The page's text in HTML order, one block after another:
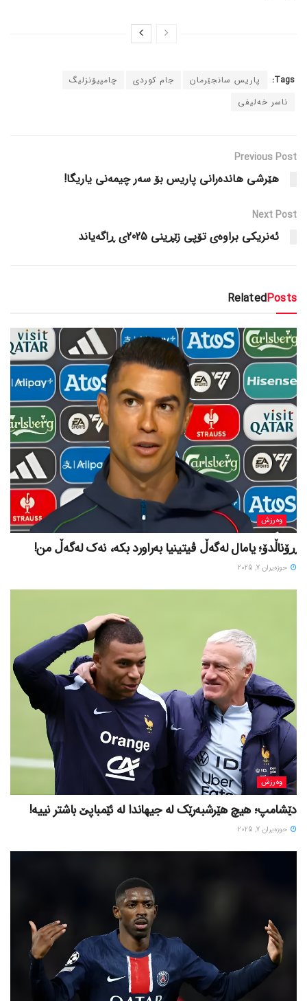
Tags: پاریس سانجێرمان جام کوردی
چامپیۆنزلیگ
ناسر خەلیفی
Previous Post
هێرشی هاندەرانی پاریس بۆ سەر چیمەنی یاریگا!
Next Post
ئەنریکی براوەی تۆپی زێڕینی 2025ی ڕاگەیاند
RelatedPosts
وەرزش
ڕۆناڵدۆ؛ یامال لەگەڵ ڤیتینیا بەراورد بکە، نەک لەگەڵ من!
حوزه‌یران 7, 2025
وەرزش
دێشامپ؛ هیچ هێرشبەرێک لە جیهاندا لە ئێمباپێ باشتر نییە!
حوزه‌یران 7, 2025